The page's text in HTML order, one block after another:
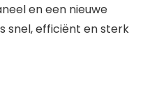
en een nieuwe
snel, efficiënt en sterk